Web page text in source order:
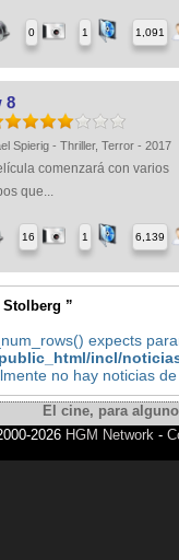
0 1 1,091
8
Spierig - Thriller, Terror - 2017
comenzará con varios
que...
16 1 6,139
”
expects
incl/
no hay noticias
El cine, para
2026 HGM Network-